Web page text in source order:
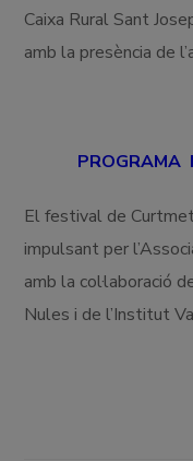
Caixa Rural Sant
amb la presència de
PROGRAMA
El festival de
impulsant per
amb la col·laboració
Nules i de l’Institut